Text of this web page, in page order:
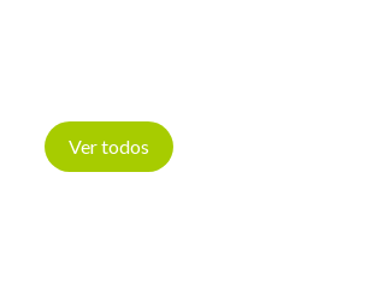
Ver todos